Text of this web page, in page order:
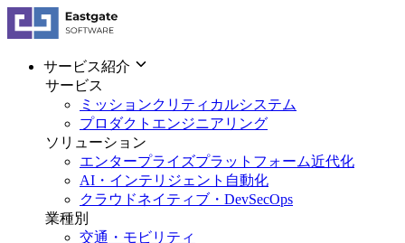
サービス紹介
サービス
ミッションクリティカルシステム
プロダクトエンジニアリング
ソリューション
エンタープライズプラットフォーム近代化
AI・インテリジェント自動化
クラウドネイティブ・DevSecOps
業種別
交通・モビリティ